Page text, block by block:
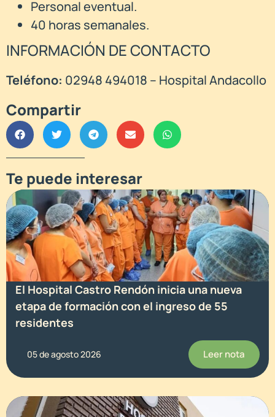
Personal eventual.
40 horas semanales.
INFORMACIÓN DE CONTACTO
Teléfono: 02948 494018 – Hospital Andacollo
Compartir
Te puede interesar
El Hospital Castro Rendón inicia una nueva
etapa de formación con el ingreso de 55
residentes
05 de agosto 2026 Leer nota